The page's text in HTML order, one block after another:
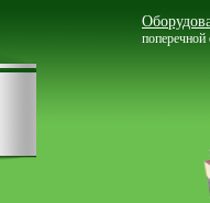
поперечной